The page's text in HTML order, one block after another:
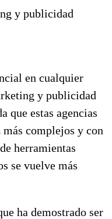
en cualquier
y publicidad
que estas agencias
más complejos y con
herramientas
se vuelve más
ha demostrado ser